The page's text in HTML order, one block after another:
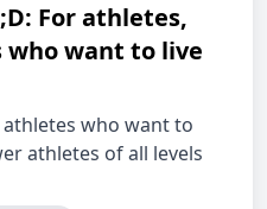
For athletes,
want to live
who want to
athletes of all levels